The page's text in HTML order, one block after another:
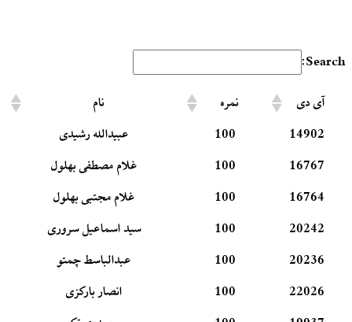
Search:
آی دی نمره
نام
14902
100
عبیدالله رشیدی
16767
100
غلام مصطفی بهلول
16764
100
غلام مجتبی بهلول
20242
100
سید اسماعیل سروری
20236
100
عبدالباسط چمتو
22026
100
انصار بارکزی